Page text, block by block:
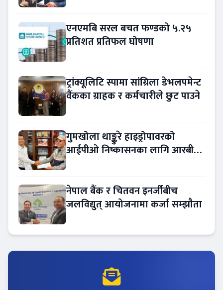
एनएमबि सरल बचत फण्डको ५.२५
प्रतिशत प्रतिफल घोषणा
ट्रांक्यूलिटि स्पामा सांग्रिला डेभलपमेन्ट
वैंकका ग्राहक र कर्मचारीले छुट पाउने
गुमखोला थाङ्कुरे हाइड्रोपावरको
आईपीओ निष्कासनका लागि आरबीबी
नेपाल बैंक र चितवन इनर्जीबीच
जलविद्युत् आयोजनामा कर्जा सम्झौता